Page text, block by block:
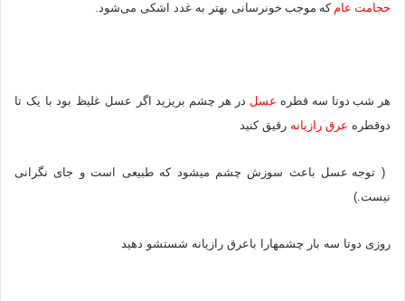
حجامت عام که موجب خونرسانی بهتر به غدد اشکی می‌شود.
هر شب دوتا سه قطره عسل در هر چشم بر یزید اگر عسل غلیظ بود با یک تا
دوقطره عرق رازیانه رقیق کنید
( توجه عسل باعث سوزش چشم میشود که طبیعی است و جای نگرانی
نیست.)
روز ی دوتا سه بار چشمهارا باعرق رازیانه شستشو دهید